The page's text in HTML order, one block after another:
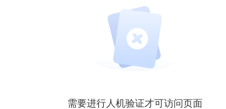
需要进行人机验证才可访问页面